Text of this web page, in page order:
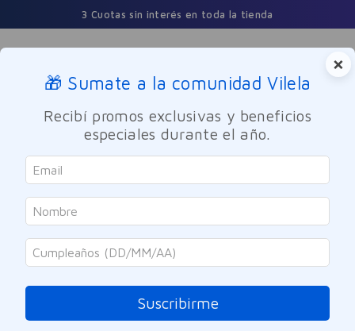
3 Cuotas sin interés en toda la tienda
Buscar
Cuidado Personal Cuidado del Cabello
Elvive
Acondicionador Hidra Rellenador
×
🎁 Sumate a la comunidad Vilela
Recibí promos exclusivas y beneficios
especiales durante el año.
Suscribirme